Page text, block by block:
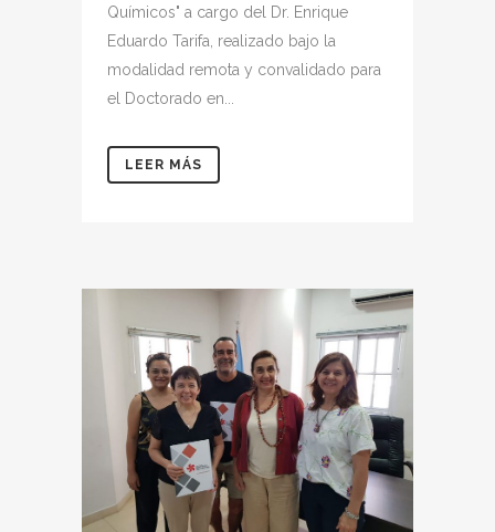
Químicos" a cargo del Dr. Enrique
Eduardo Tarifa, realizado bajo la
modalidad remota y convalidado para
el Doctorado en...
LEER MÁS